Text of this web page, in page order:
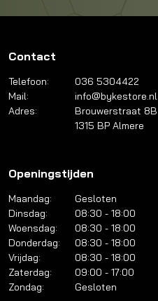
Contact
Telefoon:
036 5304422
Mail:
info@bykestore.nl
Adres:
Brouwerstraat 8B
1315 BP Almere
Openingstijden
Maandag:
Gesloten
Dinsdag:
08:30 - 18:00
Woensdag:
08:30 - 18:00
Donderdag:
08:30 - 18:00
Vrijdag:
08:30 - 18:00
Zaterdag:
09:00 - 17:00
Zondag:
Gesloten